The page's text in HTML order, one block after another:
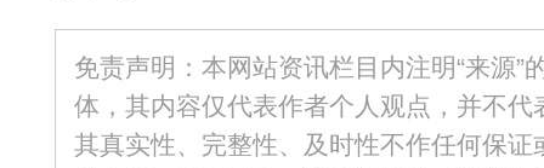
免责声明：本网站资讯栏目内注明“来源”
体，其内容仅代表作者个人观点，并不
其真实性、完整性、及时性不作任何保